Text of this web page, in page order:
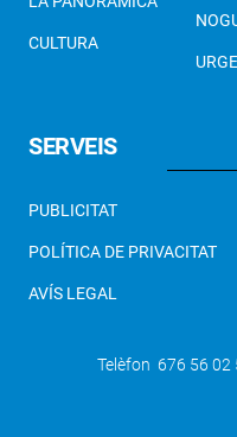
CULTURA
SERVEIS
PUBLICITAT
POLÍTICA DE PRIVACITAT
AVÍS LEGAL
Telèfon 676 56 02